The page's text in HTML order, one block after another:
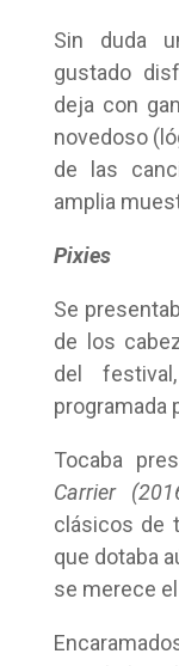
Sin duda
gustado
deja con
novedoso
de las
amplia
Pixies
Se
de los
del
programada
Tocaba
Carrier
clásicos de
que dotaba
se merece